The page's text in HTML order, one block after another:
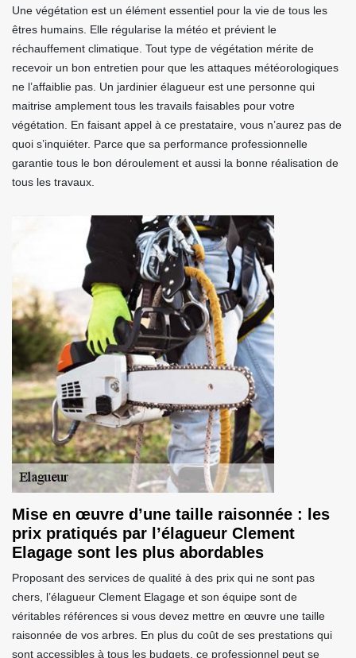
Une végétation est un élément essentiel pour la vie de tous les
êtres humains. Elle régularise la météo et prévient le
réchauffement climatique. Tout type de végétation mérite de
recevoir un bon entretien pour que les attaques météorologiques
ne l’affaiblie pas. Un jardinier élagueur est une personne qui
maitrise amplement tous les travails faisables pour votre
végétation. En faisant appel à ce prestataire, vous n’aurez pas de
quoi s’inquiéter. Parce que sa performance professionnelle
garantie tous le bon déroulement et aussi la bonne réalisation de
tous les travaux.
Mise en œuvre d’une taille raisonnée : les
prix pratiqués par l’élagueur Clement
Elagage sont les plus abordables
Proposant des services de qualité à des prix qui ne sont pas
chers, l’élagueur Clement Elagage et son équipe sont de
véritables références si vous devez mettre en œuvre une taille
raisonnée de vos arbres. En plus du coût de ses prestations qui
sont accessibles à tous les budgets, ce professionnel peut se